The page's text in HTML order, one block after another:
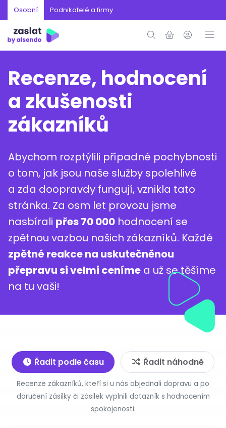
Osobní Podnikatelé a firmy
Recenze, hodnocení
a zkušenosti
zákazníků
Abychom rozptýlili případné pochybnosti
o tom, jak jsou naše služby spolehlivé
a zda doopravdy fungují, vznikla tato
stránka. Za osm let provozu jsme
nasbírali přes 70 000 hodnocení se
zpětnou vazbou našich zákazníků. Každé
zpětné reakce na uskutečněnou
přepravu si velmi ceníme a už se těšíme
na tu vaši!
Řadit podle času Řadit náhodně
Recenze zákazníků, kteří si u nás objednali dopravu a po
doručení zásilky či zásilek vyplnili dotazník s hodnocením
spokojenosti.